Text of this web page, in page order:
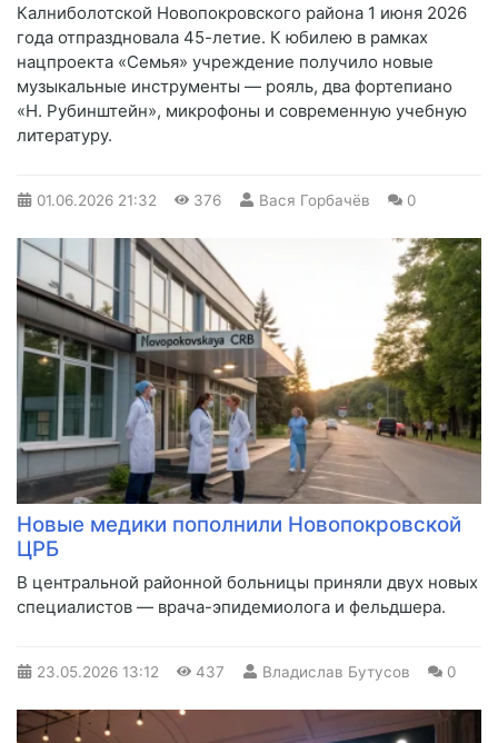
Калниболотской Новопокровского района 1 июня 2026
года отпраздновала 45-летие. К юбилею в рамках
нацпроекта «Семья» учреждение получило новые
музыкальные инструменты — рояль, два фортепиано
«Н. Рубинштейн», микрофоны и современную учебную
литературу.
01.06.2026 21:32 376 Вася Горбачёв 0
Новые медики пополнили Новопокровской
ЦРБ
В центральной районной больницы приняли двух новых
специалистов — врача-эпидемиолога и фельдшера.
23.05.2026 13:12 437 Владислав Бутусов 0